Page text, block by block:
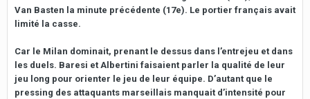
Van Basten la minute précédente (17e). Le portier français avait
limité la casse.
Car le Milan dominait, prenant le dessus dans l’entrejeu et dans
les duels. Baresi et Albertini faisaient parler la qualité de leur
jeu long pour orienter le jeu de leur équipe. D’autant que le
pressing des attaquants marseillais manquait d’intensité pour